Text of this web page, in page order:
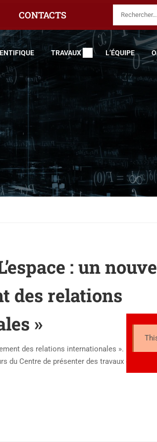
CONTACTS
TRAVAUX L’ÉQUIPE
: un
des relations
»
des relations internationales ». Le
du Centre de présenter des travaux en cours